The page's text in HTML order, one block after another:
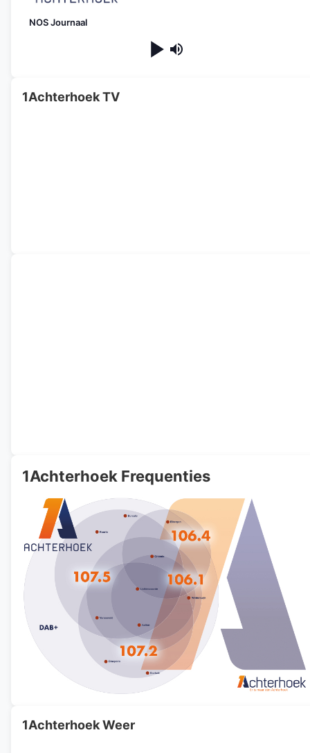
NOS Journaal
1Achterhoek TV
1Achterhoek Frequenties
1Achterhoek Weer